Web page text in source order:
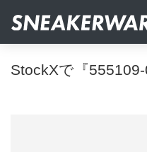
StockXで『